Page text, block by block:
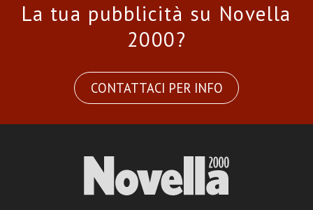
La tua pubblicità su Novella
2000?
CONTATTACI PER INFO